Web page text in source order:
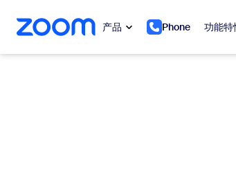
至主要内容
至帮助聊天 产品 Phone 功能特